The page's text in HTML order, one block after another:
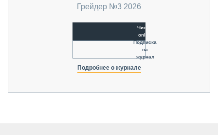
Грейдер №3 2026
Читать
online
Подписка
на
журнал
Подробнее о журнале